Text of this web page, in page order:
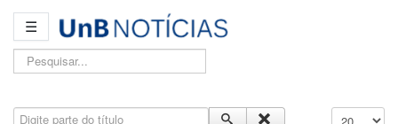
☰
Pesquisar...
Digite parte do título Exibir #